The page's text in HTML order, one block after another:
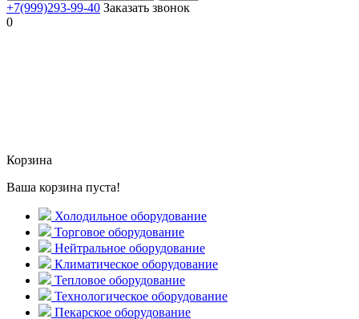
+7(999)293-99-40 Заказать звонок
0
Корзина
Ваша корзина пуста!
Холодильное оборудование
Торговое оборудование
Нейтральное оборудование
Климатическое оборудование
Тепловое оборудование
Технологическое оборудование
Пекарское оборудование